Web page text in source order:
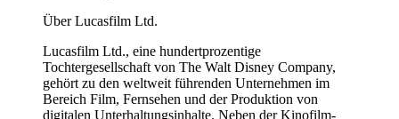
Über Lucasfilm Ltd.
Lucasfilm Ltd., eine hundertprozentige
Tochtergesellschaft von The Walt Disney Company,
gehört zu den weltweit führenden Unternehmen im
Bereich Film, Fernsehen und der Produktion von
digitalen Unterhaltungsinhalte. Neben der Kinofilm-